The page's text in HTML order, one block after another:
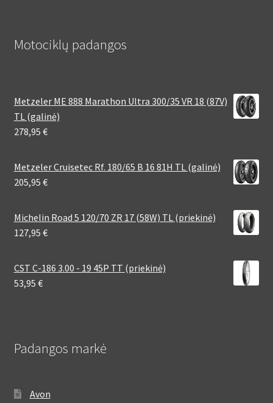
Motociklų padangos
Metzeler ME 888 Marathon Ultra 300/35 VR 18 (87V)
TL (galinė)
278,95 €
Metzeler Cruisetec Rf. 180/65 B 16 81H TL (galinė)
205,95 €
Michelin Road 5 120/70 ZR 17 (58W) TL (priekinė)
127,95 €
CST C-186 3.00 - 19 45P TT (priekinė)
53,95 €
Padangos markė
Avon